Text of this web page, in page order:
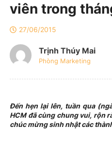
viên trong
27/06/2015
Trịnh Thúy Mai
Phòng Marketing
Đến hẹn lại lên, tuần qua
HCM đã cùng chung vui, rộn
chúc mừng sinh nhật các